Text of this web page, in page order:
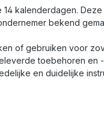
kalenderdagen.
bekend
of gebruiken voor
toebehoren en
en duidelijke